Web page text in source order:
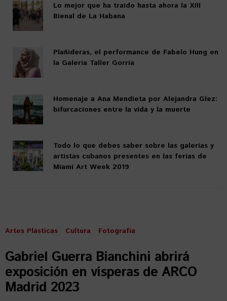
Lo mejor que ha traído hasta ahora la XIII
Bienal de La Habana
Plañideras, el performance de Fabelo Hung en
la Galería Taller Gorría
Homenaje a Ana Mendieta por Alejandra Glez:
bifurcaciones entre la vida y la muerte
Todo lo que debes saber sobre las galerías y
artistas cubanos presentes en las ferias de
Miami Art Week 2019
Artes Plásticas Cultura Fotografía
Gabriel Guerra Bianchini abrirá
exposición en vísperas de ARCO
Madrid 2023